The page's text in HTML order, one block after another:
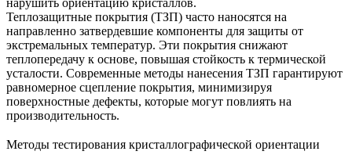
нарушить ориентацию кристаллов.
Теплозащитные покрытия (ТЗП) часто наносятся на
направленно затвердевшие компоненты для защиты от
экстремальных температур. Эти покрытия снижают
теплопередачу к основе, повышая стойкость к термической
усталости. Современные методы нанесения ТЗП гарантируют
равномерное сцепление покрытия, минимизируя
поверхностные дефекты, которые могут повлиять на
производительность.
Методы тестирования кристаллографической ориентации